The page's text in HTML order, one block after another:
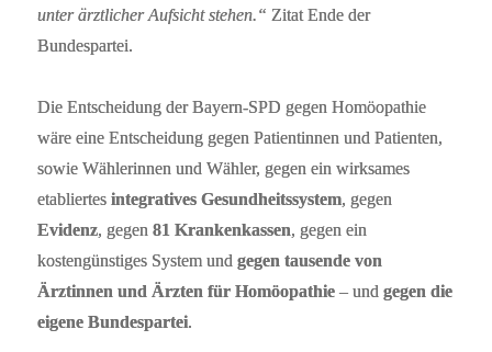
unter ärztlicher Aufsicht stehen.“ Zitat Ende der
Bundespartei.
Die Entscheidung der Bayern-SPD gegen Homöopathie
wäre eine Entscheidung gegen Patientinnen und Patienten,
sowie Wählerinnen und Wähler, gegen ein wirksames
etabliertes integratives Gesundheitssystem, gegen
Evidenz, gegen 81 Krankenkassen, gegen ein
kostengünstiges System und gegen tausende von
Ärztinnen und Ärzten für Homöopathie – und gegen die
eigene Bundespartei.